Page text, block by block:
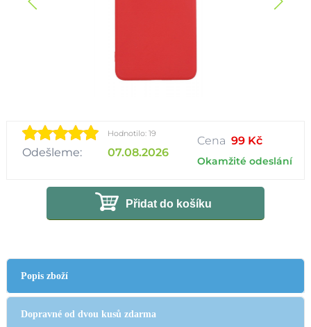
Hodnotilo: 19
Odešleme: 07.08.2026
Cena 99 Kč
Okamžité odeslání
Přidat do košíku
Popis zboží
Dopravné od dvou kusů zdarma